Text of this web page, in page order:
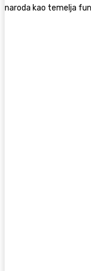
naroda kao temelja